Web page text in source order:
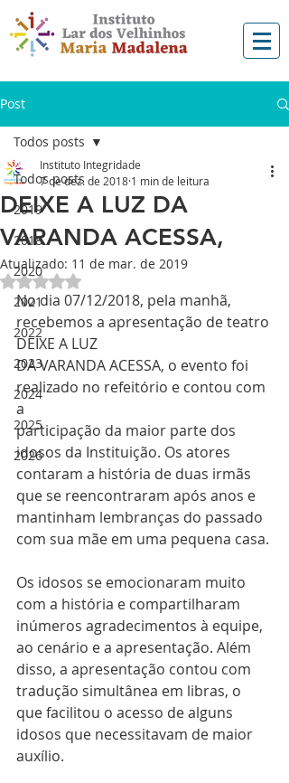
Post
Todos posts
2019
2018
2020
2021
2022
2023
2024
2025
2026
Todos posts
DEIXE A LUZ DA
VARANDA ACESSA,
Instituto Integridade
7 de dez. de 2018 1 min de leitura
Atualizado: 11 de mar. de 2019
Avaliado com NaN de 5 estrelas.
No dia 07/12/2018, pela manhã,
recebemos a apresentação de teatro
DEIXE A LUZ
DA VARANDA ACESSA, o evento foi
realizado no refeitório e contou com
a
participação da maior parte dos
idosos da Instituição. Os atores
contaram a história de duas irmãs
que se reencontraram após anos e
mantinham lembranças do passado
com sua mãe em uma pequena casa.
Os idosos se emocionaram muito
com a história e compartilharam
inúmeros agradecimentos à equipe,
ao cenário e a apresentação. Além
disso, a apresentação contou com
tradução simultânea em libras, o
que facilitou o acesso de alguns
idosos que necessitavam de maior
auxílio.